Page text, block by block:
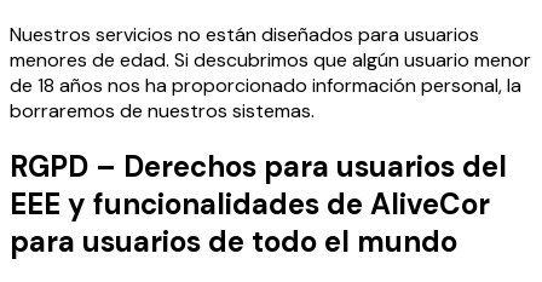
Nuestros servicios no están diseñados para usuarios
menores de edad. Si descubrimos que algún usuario menor
de 18 años nos ha proporcionado información personal, la
borraremos de nuestros sistemas.
RGPD – Derechos para usuarios del
EEE y funcionalidades de AliveCor
para usuarios de todo el mundo